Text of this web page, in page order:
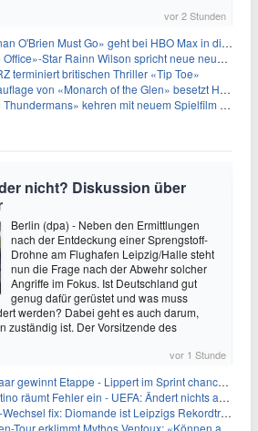
vor 2 Stunden
O'Brien Must Go» geht bei HBO Max in die dritte Runde
Star Rainn Wilson spricht neue neuseeländische Serie «Settling»
terminiert britischen Thriller «Tip Toe»
von «Monarch of the Glen» besetzt Hauptrollen
kehren mit neuem Spielfilm zurück
nicht? Diskussion über
Berlin (dpa) - Neben den Ermittlungen
nach der Entdeckung einer Sprengstoff-
Drohne am Flughafen Leipzig/Halle steht
nun die Frage nach der Abwehr solcher
Angriffe im Fokus. Ist Deutschland gut
genug dafür gerüstet und was muss
werden? Dabei geht es auch darum,
zuständig ist. Der Vorsitzende des
vor 1 Stunde
gewinnt Etappe - Lippert im Sprint chancenlos
räumt Fehler ein - UEFA: Ändert nichts an Boykott
fix: Diomande ist Leipzigs Rekordtransfer
Tour erklimmt Mythos Ventoux: «Können alles schaffen»